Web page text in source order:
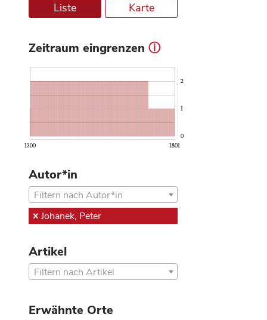
Liste Karte
Zeitraum eingrenzen ⓘ
1300 1801
0
1
2
Autor*in
Filtern nach Autor*in
Johanek, Peter
Artikel
Filtern nach Artikel
Erwähnte Orte